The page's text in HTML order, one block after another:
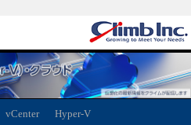
vCenter Hyper-V